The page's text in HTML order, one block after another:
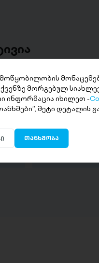
თანხის
დაისვი თანხა
მოწყობილობის
მორგებულ
ინფორმაცია იხილეთ -
მეტი დეტალის
თანხმობა